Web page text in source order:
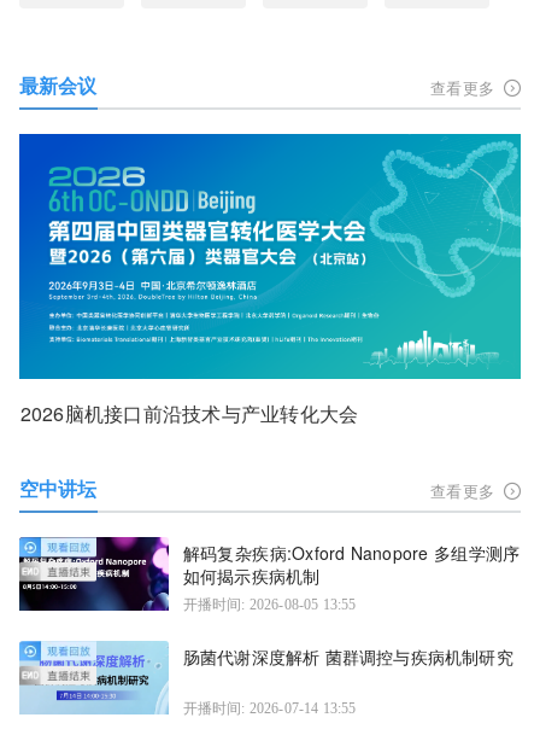
最新会议 查看更多
2026脑机接口前沿技术与产业转化大会
空中讲坛 查看更多
解码复杂疾病:Oxford Nanopore 多组学测序
如何揭示疾病机制
开播时间: 2026-08-05 13:55
肠菌代谢深度解析 菌群调控与疾病机制研究
开播时间: 2026-07-14 13:55